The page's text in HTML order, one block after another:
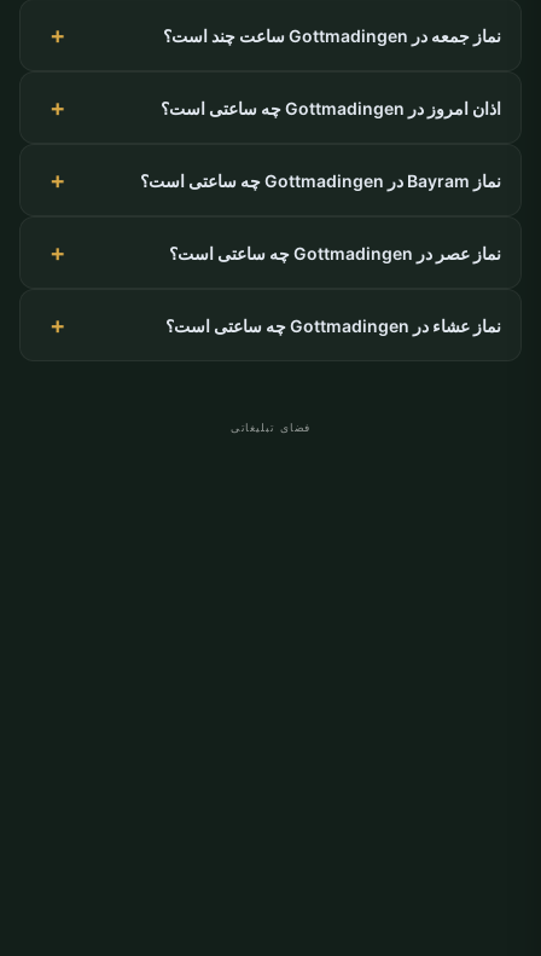
نماز جمعه در Gottmadingen ساعت چند است؟
اذان امروز در Gottmadingen چه ساعتی است؟
نماز Bayram در Gottmadingen چه ساعتی است؟
نماز عصر در Gottmadingen چه ساعتی است؟
نماز عشاء در Gottmadingen چه ساعتی است؟
فضای تبلیغاتی